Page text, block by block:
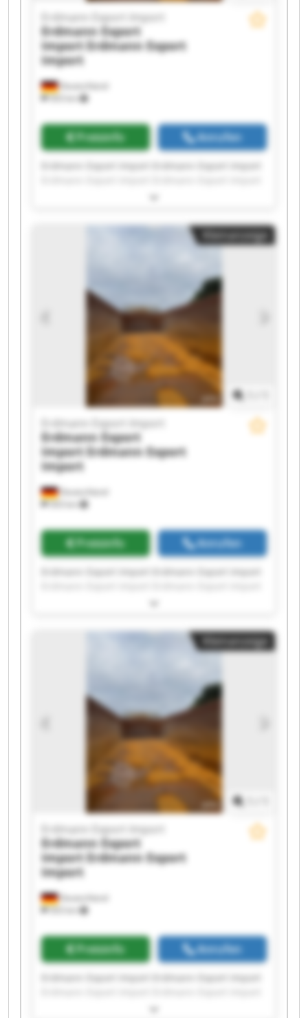
Deutschland
503 km
Erdmann Export Import
Erdmann Export
ImportErdmann Export
Import
Preisinfo Anrufen
Erdmann Export Import Erdmann Export Import
Erdmann Export Import Erdmann Export Import
Erdmann Export Import Erdmann Export Import
Erdmann Export Import Erdmann Export Import
Erdmann Export Import Erdmann Export Import
Erdmann Export Import Erdmann Export Import
Erdmann Export Import Erdmann Export Import
Kleinanzeige
Deutschland
503 km
Erdmann Export Import
Erdmann Export
ImportErdmann Export
Import
Preisinfo Anrufen
Erdmann Export Import Erdmann Export Import
Erdmann Export Import Erdmann Export Import
Erdmann Export Import Erdmann Export Import
Erdmann Export Import Erdmann Export Import
Erdmann Export Import Erdmann Export Import
Erdmann Export Import Erdmann Export Import
Erdmann Export Import Erdmann Export Import
Kleinanzeige
Deutschland
503 km
Erdmann Export Import
Erdmann Export
ImportErdmann Export
Import
Preisinfo Anrufen
Erdmann Export Import Erdmann Export Import
Erdmann Export Import Erdmann Export Import